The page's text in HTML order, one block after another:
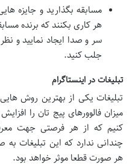
مسابقه بگذارید و جایزه
هر کاری بکنند که برنده
سر و صدا ایجاد نمایید و
جلب کنید.
تبلیغات در اینستاگرام
تبلیغات یکی از بهترین روش
میزان فالوورهای پیج تان را
کنیم که از هر فرصتی جهت
چندانی ندارد که این تبلیغات به
هر صورت قطعا موثر خواهد بود.